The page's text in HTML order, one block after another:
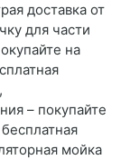
доставка от
для части
на
– покупайте
мойка